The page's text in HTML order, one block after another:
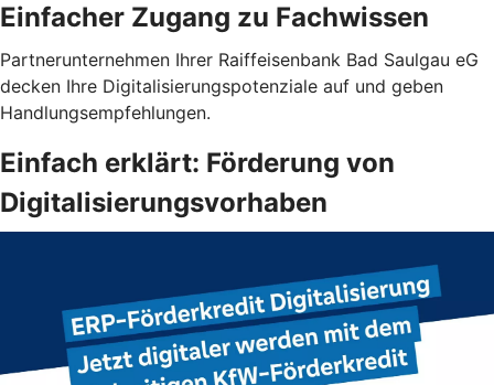
Einfacher Zugang zu Fachwissen
Partnerunternehmen Ihrer Raiffeisenbank Bad Saulgau eG
decken Ihre Digitalisierungspotenziale auf und geben
Handlungsempfehlungen.
Einfach erklärt: Förderung von
Digitalisierungsvorhaben